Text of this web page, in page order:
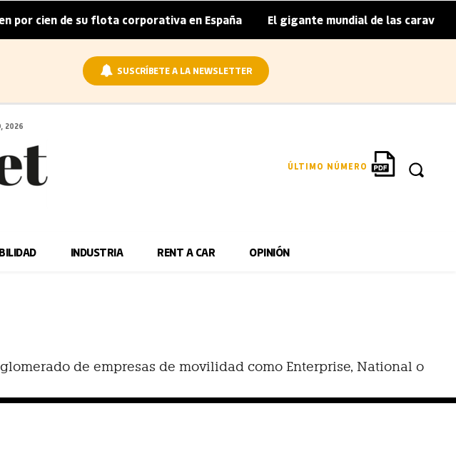
de su flota corporativa en España | El gigante mundial de las caravanas
SUSCRÍBETE A LA NEWSLETTER
2026
ÚLTIMO NÚMERO
INDUSTRIA RENT A CAR OPINIÓN
de empresas de movilidad como Enterprise, National o